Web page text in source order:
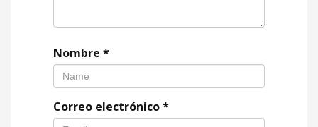
Nombre *
Correo electrónico*